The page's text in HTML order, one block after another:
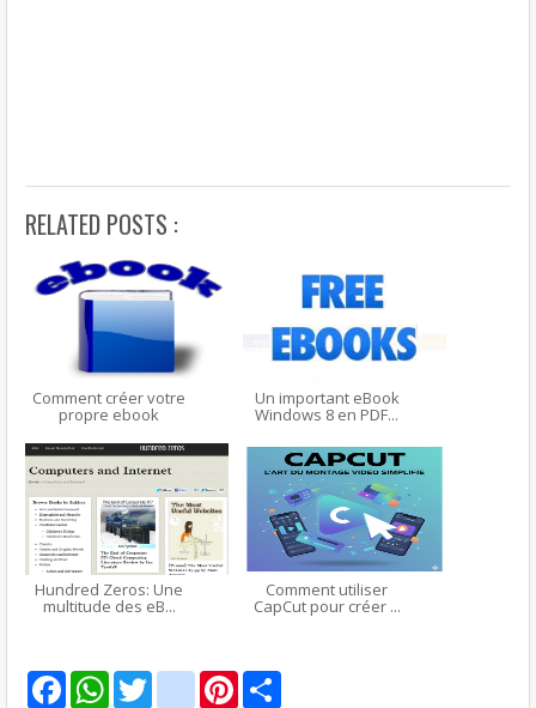
RELATED POSTS :
Comment créer votre
propre ebook
Un important eBook
Windows 8 en PDF...
Hundred Zeros: Une
multitude des eB...
Comment utiliser
CapCut pour créer ...
F
a
W
h
T g
m
P
i